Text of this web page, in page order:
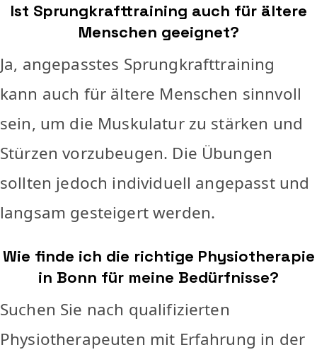
Ist Sprungkrafttraining auch für ältere
Menschen geeignet?
Ja, angepasstes Sprungkrafttraining
kann auch für ältere Menschen sinnvoll
sein, um die Muskulatur zu stärken und
Stürzen vorzubeugen. Die Übungen
sollten jedoch individuell angepasst und
langsam gesteigert werden.
Wie finde ich die richtige Physiotherapie
in Bonn für meine Bedürfnisse?
Suchen Sie nach qualifizierten
Physiotherapeuten mit Erfahrung in der